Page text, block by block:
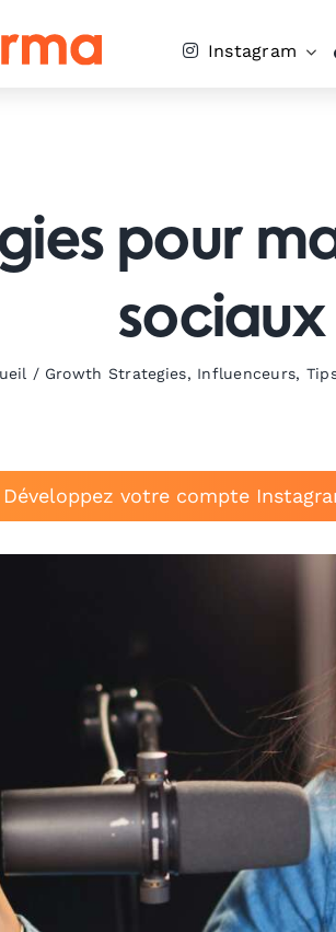
Instagram
pour
/ Growth Strategies, Influenceurs,
Développez votre compte